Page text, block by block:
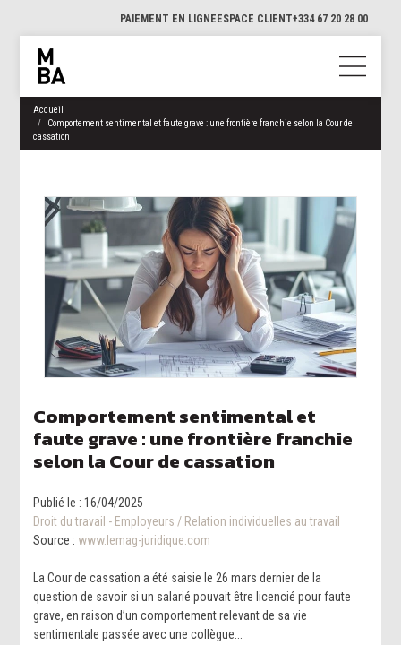
PAIEMENT EN LIGNEESPACE CLIENT+334 67 20 28 00
Accueil
Comportement sentimental et faute grave : une frontière franchie selon la Cour de
cassation
Comportement sentimental et
faute grave : une frontière franchie
selon la Cour de cassation
Publié le :16/04/2025
Droit du travail - Employeurs / Relation individuelles au travail
Source : www.lemag-juridique.com
La Cour de cassation a été saisie le 26 mars dernier de la
question de savoir si un salarié pouvait être licencié pour faute
grave, en raison d’un comportement relevant de sa vie
sentimentale passée avec une collègue...